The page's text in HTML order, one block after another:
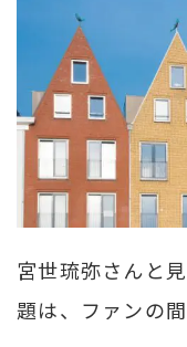
宮世琉弥さんと
題は、ファンの